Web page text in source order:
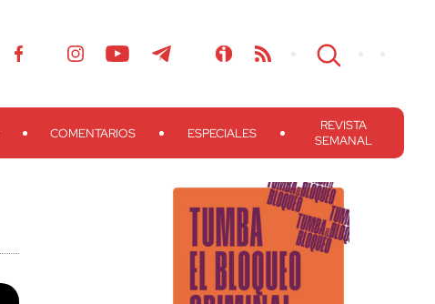
COMENTARIOS ESPECIALES
REVISTA
SEMANAL